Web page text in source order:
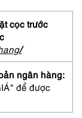
cọc trước
/
ngân hàng:
để được